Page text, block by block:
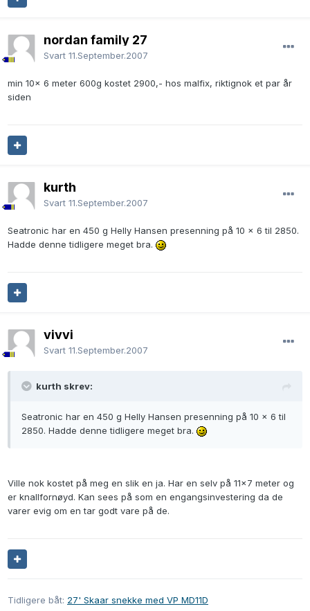
nordan family 27
Svart 11.September.2007
min 10x 6 meter 600g kostet 2900,- hos malfix, riktignok et par år
siden
kurth
Svart 11.September.2007
Seatronic har en 450 g Helly Hansen presenning på 10 x 6 til 2850.
Hadde denne tidligere meget bra.
vivvi
Svart 11.September.2007
kurth skrev:
Seatronic har en 450 g Helly Hansen presenning på 10 x 6 til
2850. Hadde denne tidligere meget bra.
Ville nok kostet på meg en slik en ja. Har en selv på 11x7 meter og
er knallfornøyd. Kan sees på som en engangsinvestering da de
varer evig om en tar godt vare på de.
Tidligere båt: 27' Skaar snekke med VP MD11D